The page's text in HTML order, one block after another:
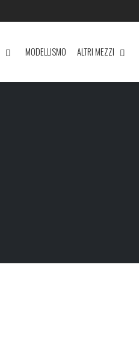
MODELLISMO ALTRI MEZZI